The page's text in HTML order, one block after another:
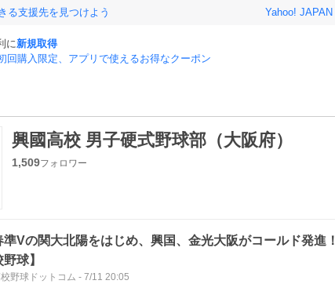
る支援先を見つけよう Yahoo! JAPAN
に新規取得
回購入限定、アプリで使えるお得なクーポン
興國高校 男子硬式野球部（大阪府）
1,509フォロワー
準Vの関大北陽をはじめ、興国、金光大阪がコールド発進
野球】
野球ドットコム - 7/11 20:05